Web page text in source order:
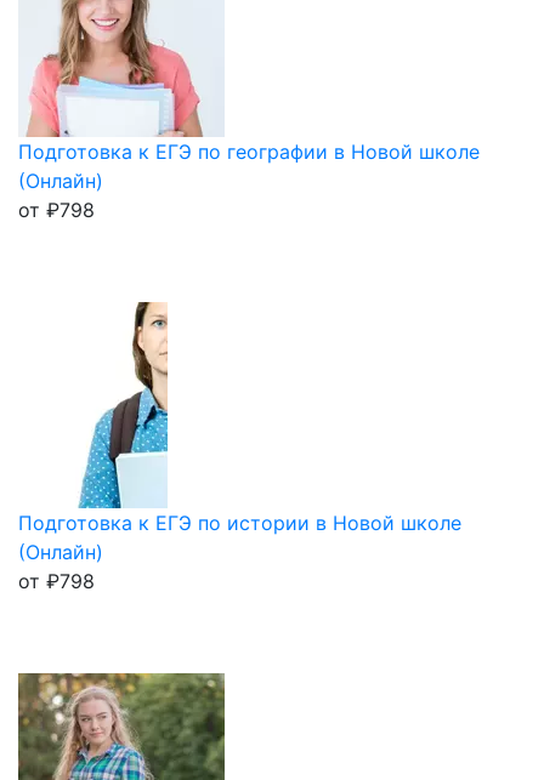
Подготовка к ЕГЭ по географии в Новой школе
(Онлайн)
от ₽798
Подготовка к ЕГЭ по истории в Новой школе
(Онлайн)
от ₽798